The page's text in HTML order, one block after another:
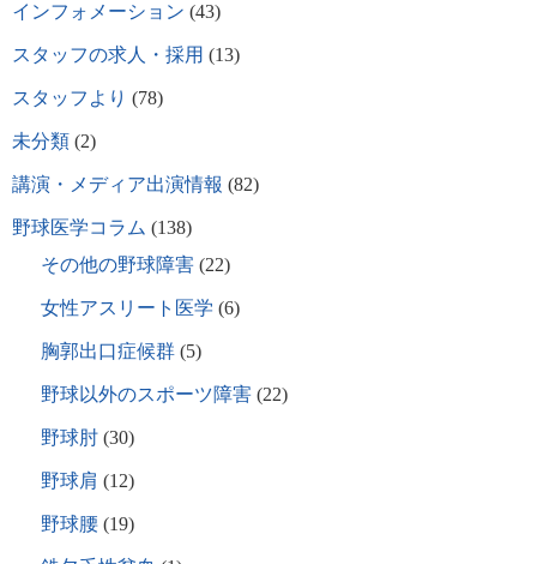
インフォメーション (43)
スタッフの求人・採用 (13)
スタッフより (78)
未分類 (2)
講演・メディア出演情報 (82)
野球医学コラム (138)
その他の野球障害 (22)
女性アスリート医学 (6)
胸郭出口症候群 (5)
野球以外のスポーツ障害 (22)
野球肘 (30)
野球肩 (12)
野球腰 (19)